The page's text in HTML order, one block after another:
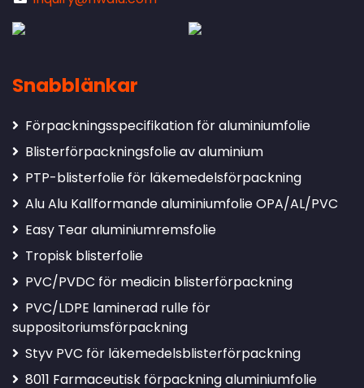
Snabblänkar
Förpackningsspecifikation för aluminiumfolie
Blisterförpackningsfolie av aluminium
PTP-blisterfolie för läkemedelsförpackning
Alu Alu Kallformande aluminiumfolie OPA/AL/PVC
Easy Tear aluminiumremsfolie
Tropisk blisterfolie
PVC/PVDC för medicin blisterförpackning
PVC/LDPE laminerad rulle för
suppositoriumsförpackning
Styv PVC för läkemedelsblisterförpackning
8011 Farmaceutisk förpackning aluminiumfolie